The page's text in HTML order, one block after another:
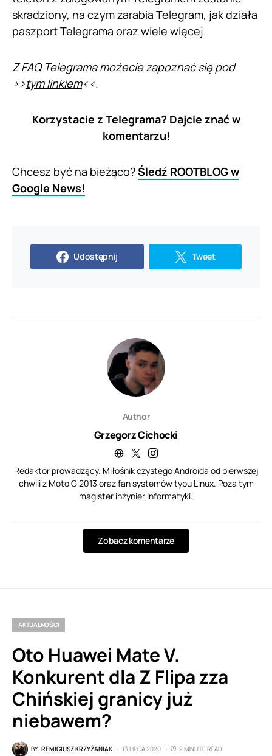
skradziony, na czym zarabia Telegram, jak działa
paszport Telegrama oraz wiele więcej.
Z FAQ Telegrama możecie zapoznać się pod
>>tym linkiem<<.
Korzystacie z Telegrama? Dajcie znać w
komentarzu!
Chcesz być na bieżąco?Śledź ROOTBLOG w
Google News!
Udostępnij Tweet
Author
Grzegorz Cichocki
Redaktor prowadzący. Miłośnik czystego Androida od pierwszej
chwili z Moto G 2013 oraz fan systemów typu Linux. Poza tym
magister inżynier Informatyki.
Zobacz komentarze
AKTUALNOŚCI
Oto Huawei Mate V.
Konkurent dla Z Flipa zza
Chińskiej granicy już
niebawem?
BY REMIGIUSZ KRZYŻANIAK 13 LIPCA 2020
2 MINUTE READ